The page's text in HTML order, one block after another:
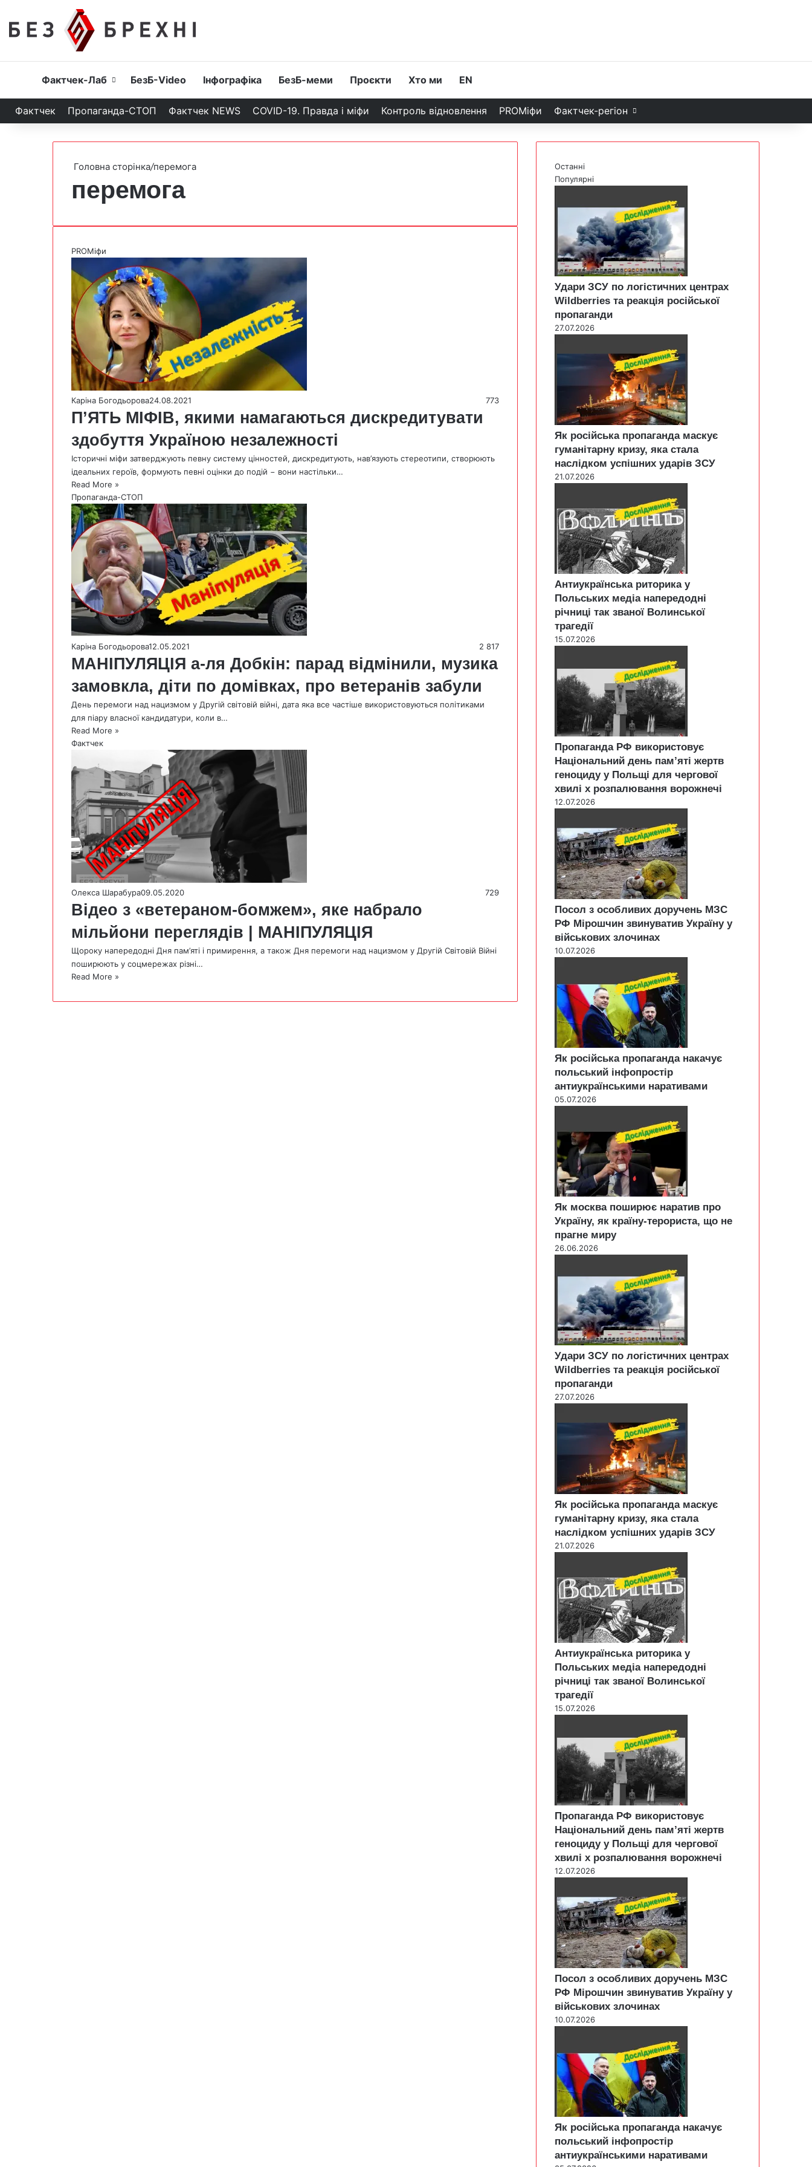
Головна
Фактчек-Лаб БезБ-Video Інфографіка БезБ-меми Проєкти Хто ми EN
Фактчек Пропаганда-СТОП Фактчек NEWS COVID-19. Правда і міфи Контроль відновлення PROМіфи Фактчек-регіон
Головна сторінка/перемога
перемога
PROМіфи
Каріна Богодьорова24.08.2021 773
П’ЯТЬ МІФІВ, якими намагаються дискредитувати
здобуття Україною незалежності
Історичні міфи затверджують певну систему цінностей, дискредитують, нав’язують стереотипи, створюють
ідеальних героїв, формують певні оцінки до подій − вони настільки…
Read More »
Пропаганда-СТОП
Каріна Богодьорова12.05.2021 2 817
МАНІПУЛЯЦІЯ а-ля Добкін: парад відмінили, музика
замовкла, діти по домівках, про ветеранів забули
День перемоги над нацизмом у Другій світовій війні, дата яка все частіше використовуються політиками
для піару власної кандидатури, коли в…
Read More »
Фактчек
Олекса Шарабура09.05.2020 729
Відео з «ветераном-бомжем», яке набрало
мільйони переглядів | МАНІПУЛЯЦІЯ
Щороку напередодні Дня пам’яті і примирення, а також Дня перемоги над нацизмом у Другій Світовій Війні
поширюють у соцмережах різні…
Read More »
Останні
Популярні
Удари ЗСУ по логістичних центрах
Wildberries та реакція російської
пропаганди
27.07.2026
Як російська пропаганда маскує
гуманітарну кризу, яка стала
наслідком успішних ударів ЗСУ
21.07.2026
Антиукраїнська риторика у
Польських медіа напередодні
річниці так званої Волинської
трагедії
15.07.2026
Пропаганда РФ використовує
Національний день пам’яті жертв
геноциду у Польщі для чергової
хвилі х розпалювання ворожнечі
12.07.2026
Посол з особливих доручень МЗС
РФ Мірошчин звинуватив Україну у
військових злочинах
10.07.2026
Як російська пропаганда накачує
польський інфопростір
антиукраїнськими наративами
05.07.2026
Як москва поширює наратив про
Україну, як країну-терориста, що не
прагне миру
26.06.2026
Удари ЗСУ по логістичних центрах
Wildberries та реакція російської
пропаганди
27.07.2026
Як російська пропаганда маскує
гуманітарну кризу, яка стала
наслідком успішних ударів ЗСУ
21.07.2026
Антиукраїнська риторика у
Польських медіа напередодні
річниці так званої Волинської
трагедії
15.07.2026
Пропаганда РФ використовує
Національний день пам’яті жертв
геноциду у Польщі для чергової
хвилі х розпалювання ворожнечі
12.07.2026
Посол з особливих доручень МЗС
РФ Мірошчин звинуватив Україну у
військових злочинах
10.07.2026
Як російська пропаганда накачує
польський інфопростір
антиукраїнськими наративами